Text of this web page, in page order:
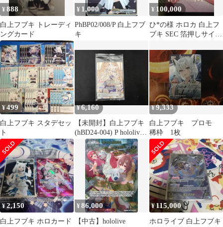
¥888
白上フブキ トレーディ
ングカード
¥ 1,000
PhBP02/008/P 白上フブ
キ
¥ 100,000
ひ*の様 ホロカ 白上フ
ブキ SEC 箔押しサイン
¥499
白上フブキ スタデセッ
ト
¥6,160
【未開封】白上フブキ
(hBD24-004) P hololive
OFFICIAL CARD
GAME
¥9,333
白上フブキ プロモ
稀枠 1枚
¥2,150
白上フブキ ホロカード
¥86,000
【中古】hololive
¥115,000
ホロライブ 白上フブキ